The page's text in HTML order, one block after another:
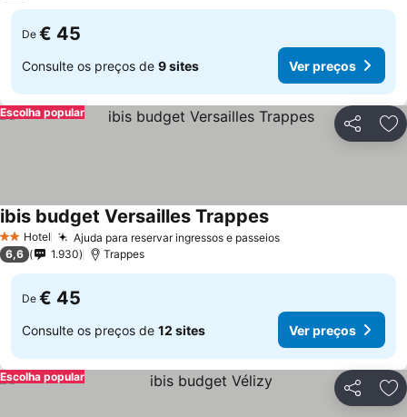
De € 45
Consulte os preços de 9 sites Ver preços
Partilhar
Escolha popular
2 Estrelas
Hotel Ajuda para reservar ingressos e passeiosVer preços
ibis budget Versailles TrappesVer preços
6,6 1.930 Trappes
De € 45
Consulte os preços de 12 sites Ver preços
Partilhar
Escolha popular